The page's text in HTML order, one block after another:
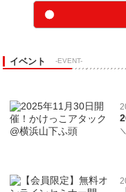
イベント -EVENT-